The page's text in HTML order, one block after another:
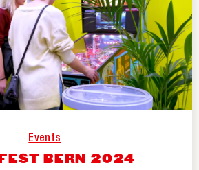
Events
BERN 2024